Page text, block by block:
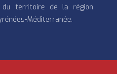
du territoire de la région
Méditerranée.